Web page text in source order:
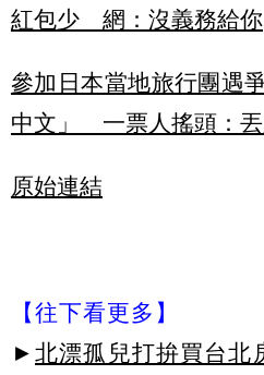
紅包少 網：沒義務給你
參加日本當地旅行團遇
中文」 一票人搖頭：
原始連結
【往下看更多】
► 北漂孤兒打拚買台北